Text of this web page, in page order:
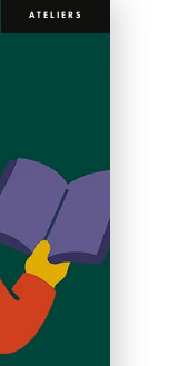
ATELIERS